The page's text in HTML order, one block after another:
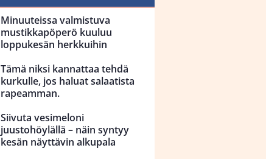
Minuuteissa valmistuva
mustikkapöperö kuuluu
loppukesän herkkuihin
Tämä niksi kannattaa tehdä
kurkulle, jos haluat salaatista
rapeamman.
Siivuta vesimeloni
juustohöylällä – näin syntyy
kesän näyttävin alkupala